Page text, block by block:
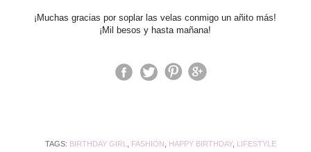
¡Muchas gracias por soplar las velas conmigo un añito más!
¡Mil besos y hasta mañana!
TAGS: BIRTHDAY GIRL FASHION HAPPY BIRTHDAY, LIFESTYLE